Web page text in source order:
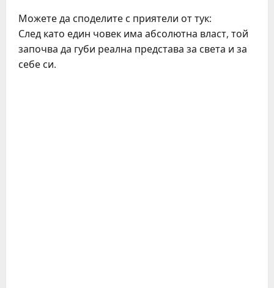
Можете да споделите с приятели от тук:
След като един човек има абсолютна власт, той
започва да губи реална представа за света и за
себе си.